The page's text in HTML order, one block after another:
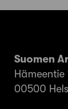
Suomen
Hämeentie
00500